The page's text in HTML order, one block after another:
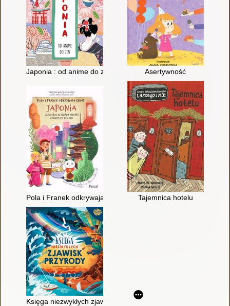
Japonia : od anime do zen Asertywność
Pola i Franek odkrywają świat : Japonia, czyli kraj, w którym
Tajemnica hotelu
Księga niezwykłych zjawisk przyrody